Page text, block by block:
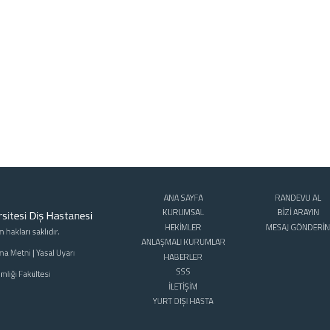
Diş Hastanesi
saklıdır.
Metni |Yasal Uyarı
Fakültesi
ANA SAYFA
KURUMSAL
HEKİMLER
ANLAŞMALI KURUMLAR
HABERLER
SSS
İLETİŞİM
YURT DIŞI HASTA
RANDEVU AL
BİZİ ARAYIN
MESAJ GÖNDERİN